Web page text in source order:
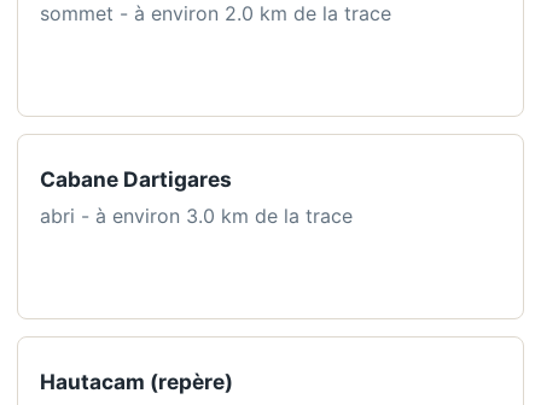
sommet - à environ 2.0 km de la trace
Cabane Dartigares
abri - à environ 3.0 km de la trace
Hautacam (repère)